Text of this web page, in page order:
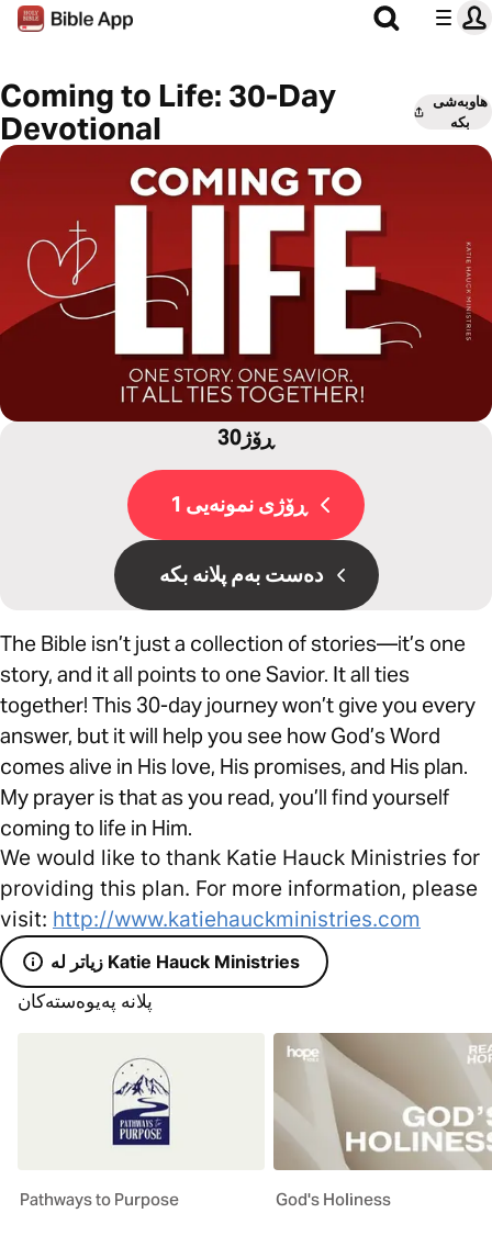
Coming to Life: 30-Day
Devotional
هاوبەشی
بکە
30ڕۆژ
ڕۆژی نمونەیی 1
دەست بەم پلانە بکە
The Bible isn’t just a collection of stories—it’s one
story, and it all points to one Savior. It all ties
together! This 30-day journey won’t give you every
answer, but it will help you see how God’s Word
comes alive in His love, His promises, and His plan.
My prayer is that as you read, you’ll find yourself
coming to life in Him.
We would like to thank Katie Hauck Ministries for
providing this plan. For more information, please
visit: http://www.katiehauckministries.com
زیاتر لە Katie Hauck Ministries
پلانە پەیوەستەکان
Pathways to Purpose God's Holiness